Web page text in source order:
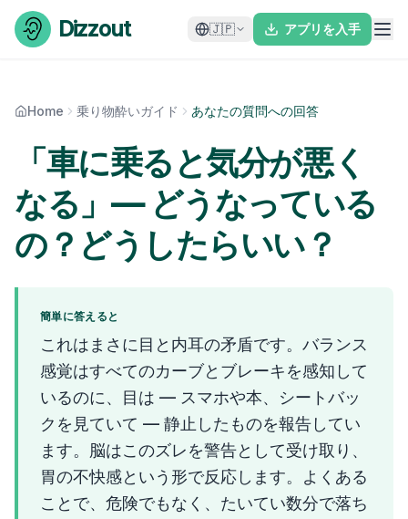
Skip to content
Dizzout 🇯🇵 アプリを入手
Home 乗り物酔いガイド あなたの質問への回答
「車に乗ると気分が悪く
なる」— どうなっている
の？どうしたらいい？
簡単に答えると
これはまさに目と内耳の矛盾です。バランス
感覚はすべてのカーブとブレーキを感知して
いるのに、目は — スマホや本、シートバッ
クを見ていて — 静止したものを報告してい
ます。脳はこのズレを警告として受け取り、
胃の不快感という形で反応します。よくある
ことで、危険でもなく、たいてい数分で落ち